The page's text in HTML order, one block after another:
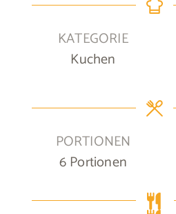
KATEGORIE
Kuchen
PORTIONEN
6 Portionen